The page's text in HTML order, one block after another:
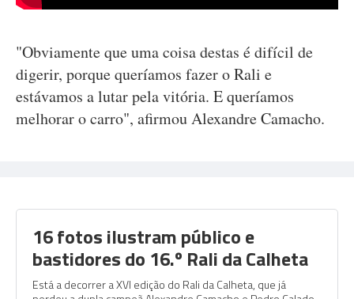
"Obviamente que uma coisa destas é difícil de
digerir, porque queríamos fazer o Rali e
estávamos a lutar pela vitória. E queríamos
melhorar o carro", afirmou Alexandre Camacho.
16 fotos ilustram público e
bastidores do 16.º Rali da Calheta
Está a decorrer a XVI edição do Rali da Calheta, que já